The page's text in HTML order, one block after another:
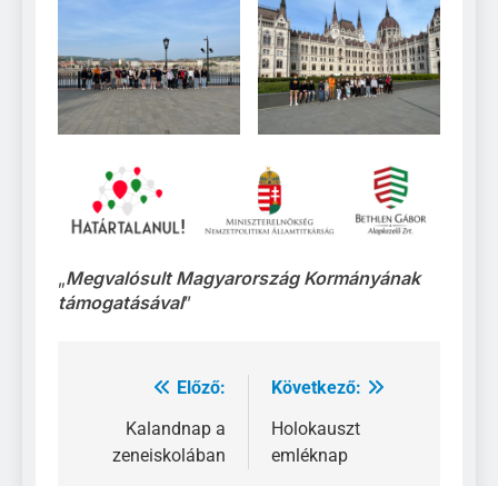
„Megvalósult Magyarország Kormányának
támogatásával”
Bejegyzés
navigáció
Előző:
Kalandnap a
zeneiskolában
Következő:
Holokauszt
emléknap